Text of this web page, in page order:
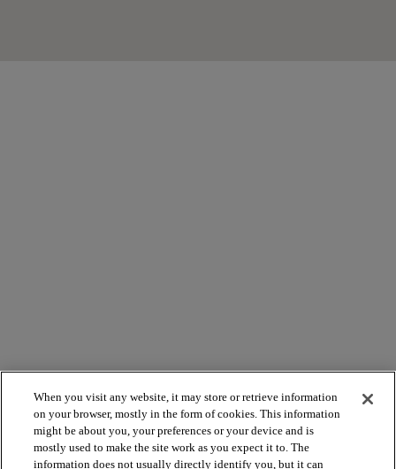
When you visit any website, it may store or retrieve information
on your browser, mostly in the form of cookies. This information
might be about you, your preferences or your device and is
mostly used to make the site work as you expect it to. The
information does not usually directly identify you, but it can